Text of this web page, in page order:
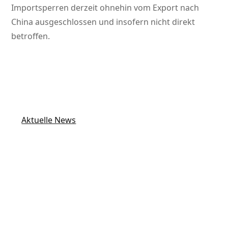
Importsperren derzeit ohnehin vom Export nach
China ausgeschlossen und insofern nicht direkt
betroffen.
Aktuelle News